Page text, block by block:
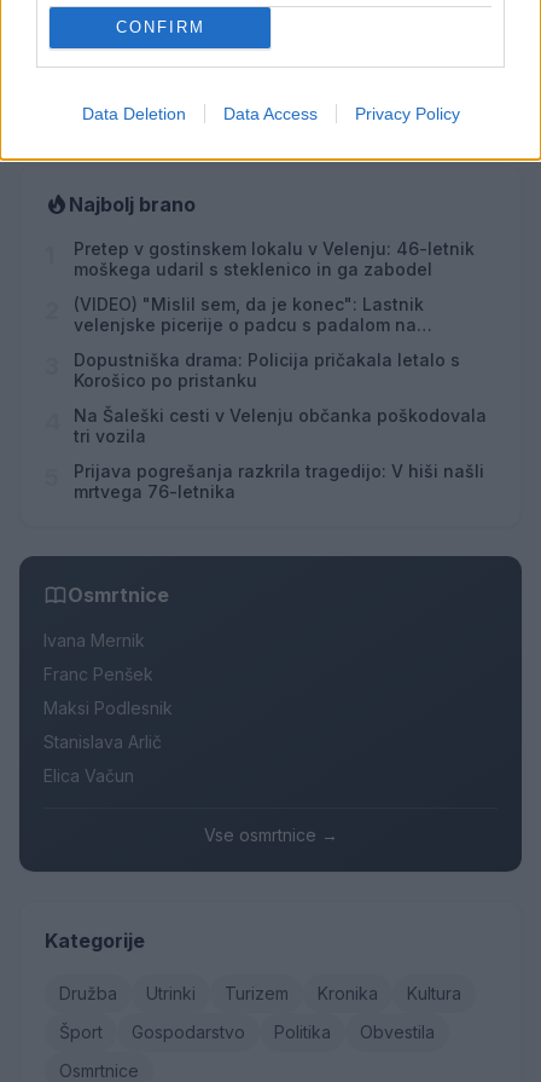
CONFIRM
Data Deletion Data Access Privacy Policy
Večer pesmi Đorđa Balaševića
20:00
Najbolj brano
Pretep v gostinskem lokalu v Velenju: 46-letnik
moškega udaril s steklenico in ga zabodel
(VIDEO) "Mislil sem, da je konec": Lastnik
velenjske picerije o padcu s padalom na
Dopustniška drama: Policija pričakala letalo s
Korošico po pristanku
Na Šaleški cesti v Velenju občanka poškodovala
tri vozila
Prijava pogrešanja razkrila tragedijo: V hiši našli
mrtvega 76-letnika
Osmrtnice
Ivana Mernik
Franc Penšek
Maksi Podlesnik
Stanislava Arlič
Elica Vačun
Vse osmrtnice →
Kategorije
Družba Utrinki Turizem Kronika
Kultura
Šport
Gospodarstvo Politika
Obvestila
Osmrtnice